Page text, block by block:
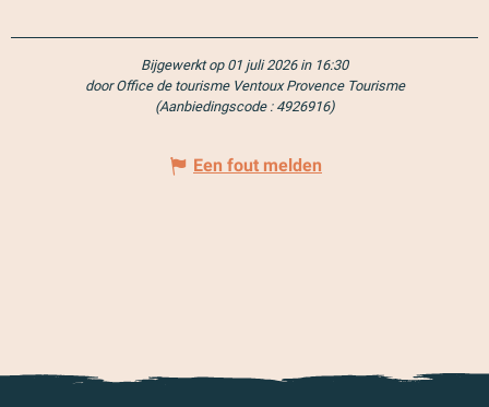
Bijgewerkt op 01 juli 2026 in 16:30
door Office de tourisme Ventoux Provence Tourisme
(Aanbiedingscode : 4926916)
Een fout melden